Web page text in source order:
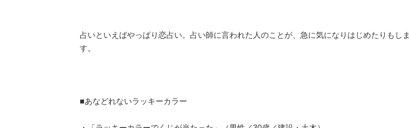
占いといえばやっぱり恋占い。占い師に言われた人のことが、急に気になりはじめたりもしま
す。
■あなどれないラッキーカラー